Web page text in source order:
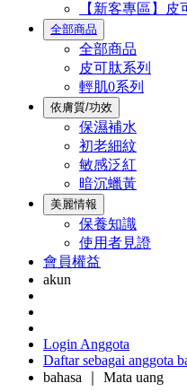
【新客專區】
全部商品
全部商品
皮可肽系列
輕肌0系列
依膚質/功效
保濕補水
初老細紋
敏感泛紅
暗沉蠟黃
美麗情報
保養知識
使用者見證
會員權益
akun
Login Anggota
Daftar sebagai anggota
bahasa ｜ Mata uang